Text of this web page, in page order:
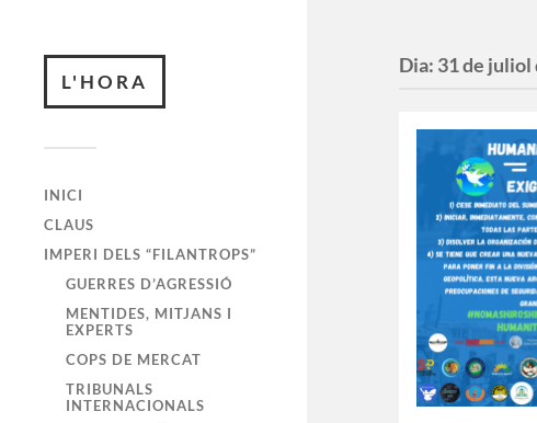
L'HORA
INICI
CLAUS
IMPERI DELS “FILANTROPS”
GUERRES D’AGRESSIÓ
MENTIDES, MITJANS I
EXPERTS
COPS DE MERCAT
TRIBUNALS
INTERNACIONALS
Dia: 31 de juliol